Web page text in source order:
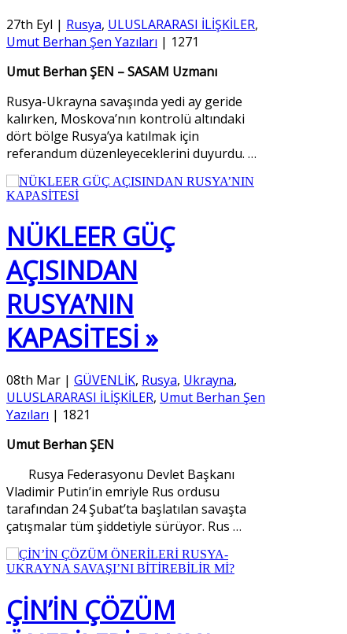
27th Eyl | Rusya, ULUSLARARASI İLİŞKİLER,
Umut Berhan Şen Yazıları | 1271
Umut Berhan ŞEN – SASAM Uzmanı
Rusya-Ukrayna savaşında yedi ay geride
kalırken, Moskova’nın kontrolü altındaki
dört bölge Rusya’ya katılmak için
referandum düzenleyeceklerini duyurdu. …
NÜKLEER GÜÇ
AÇISINDAN
RUSYA’NIN
KAPASİTESİ »
08th Mar | GÜVENLİK, Rusya, Ukrayna,
ULUSLARARASI İLİŞKİLER, Umut Berhan Şen
Yazıları | 1821
Umut Berhan ŞEN
Rusya Federasyonu Devlet Başkanı
Vladimir Putin’in emriyle Rus ordusu
tarafından 24 Şubat’ta başlatılan savaşta
çatışmalar tüm şiddetiyle sürüyor. Rus …
ÇİN’İN ÇÖZÜM